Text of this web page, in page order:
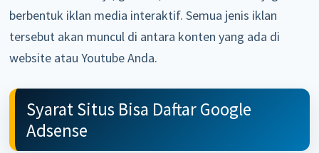
berbentuk iklan media interaktif. Semua jenis iklan
tersebut akan muncul di antara konten yang ada di
website atau Youtube Anda.
Syarat Situs Bisa Daftar Google
Adsense